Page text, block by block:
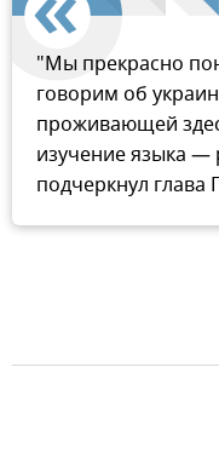
"Мы прекрасно
говорим об
проживающей
изучение языка —
подчеркнул глава